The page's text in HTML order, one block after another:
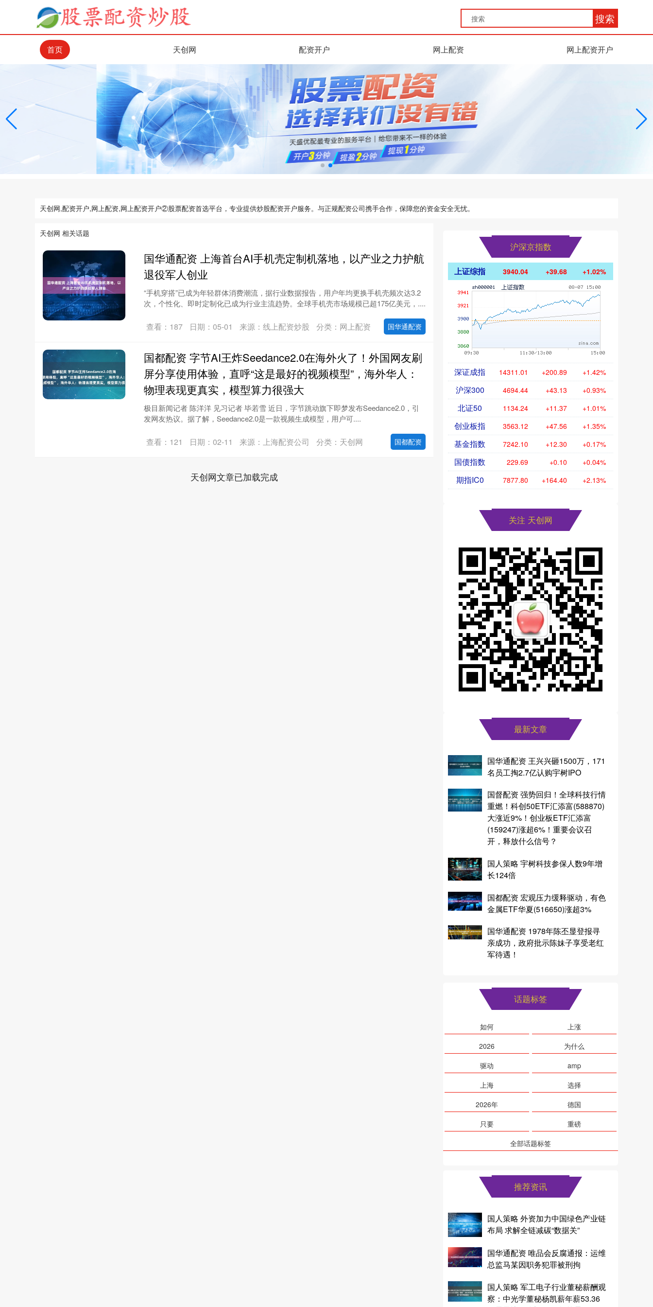
搜索
首页 天创网 配资开户 网上配资 网上配资开户
天创网,配资开户,网上配资,网上配资开户②股票配资首选平台，专业提供炒股配资开户服务。与正规配资公司携手合作，保障您的资金安全无忧。
天创网 相关话题
国华通配资 上海首台AI手机壳定制机落地，以产业之力护航
退役军人创业
“手机穿搭”已成为年轻群体消费潮流，据行业数据报告，用户年均更换手机壳频次达3.2
次，个性化、即时定制化已成为行业主流趋势。全球手机壳市场规模已超175亿美元，....
查看：187 日期：05-01 来源：线上配资炒股 分类：网上配资 国华通配资
国都配资 字节AI王炸Seedance2.0在海外火了！外国网友刷
屏分享使用体验，直呼“这是最好的视频模型”，海外华人：
物理表现更真实，模型算力很强大
极目新闻记者 陈洋洋 见习记者 毕若雪 近日，字节跳动旗下即梦发布Seedance2.0，引
发网友热议。据了解，Seedance2.0是一款视频生成模型，用户可....
查看：121 日期：02-11 来源：上海配资公司 分类：天创网 国都配资
天创网文章已加载完成
沪深京指数
上证综指 3940.04 +39.68 +1.02%
深证成指 14311.01 +200.89 +1.42%
沪深300 4694.44 +43.13 +0.93%
北证50 1134.24 +11.37 +1.01%
创业板指 3563.12 +47.56 +1.35%
基金指数 7242.10 +12.30 +0.17%
国债指数 229.69 +0.10 +0.04%
期指IC0 7877.80 +164.40 +2.13%
关注 天创网
最新文章
国华通配资 王兴兴砸1500万，171
名员工掏2.7亿认购宇树IPO
国督配资 强势回归！全球科技行情
重燃！科创50ETF汇添富(588870)
大涨近9%！创业板ETF汇添富
(159247)涨超6%！重要会议召
开，释放什么信号？
国人策略 宇树科技参保人数9年增
长124倍
国都配资 宏观压力缓释驱动，有色
金属ETF华夏(516650)涨超3%
国华通配资 1978年陈丕显登报寻
亲成功，政府批示陈妹子享受老红
军待遇！
话题标签
如何
上涨
2026
为什么
驱动
amp
上海
选择
2026年
德国
只要
重磅
全部话题标签
推荐资讯
国人策略 外资加力中国绿色产业链
布局 求解全链减碳“数据关”
国华通配资 唯品会反腐通报：运维
总监马某因职务犯罪被刑拘
国人策略 军工电子行业董秘薪酬观
察：中光学董秘杨凯薪年薪53.36